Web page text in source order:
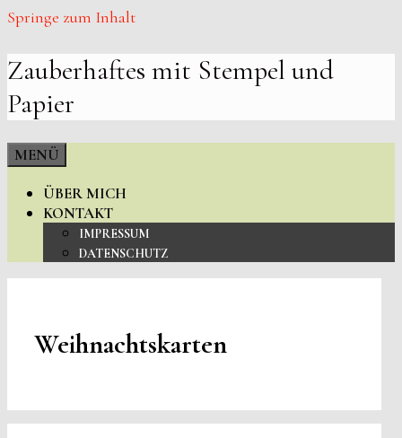
Springe zum Inhalt
Zauberhaftes mit Stempel und
Papier
MENÜ
ÜBER MICH
KONTAKT
IMPRESSUM
DATENSCHUTZ
Weihnachtskarten